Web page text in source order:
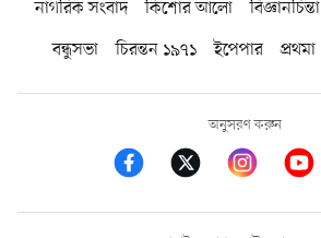
নাগরিক সংবাদ কিশোর আলো বিজ্ঞানচিন্তা
বন্ধুসভা
চিরন্তন ১৯৭১ ইপেপার প্রথমা
অনুসরণ করুন